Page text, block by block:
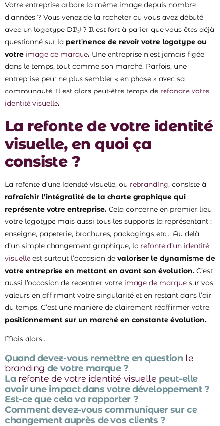
Votre entreprise arbore la même image depuis nombre
d’années ? Vous venez de la racheter ou vous avez débuté
avec un logotype DIY ? Il est fort à parier que vous êtes déjà
questionné sur la pertinence de revoir votre logotype ou
votre image de marque. Une entreprise n’est jamais figée
dans le temps, tout comme son marché. Parfois, une
entreprise peut ne plus sembler « en phase » avec sa
communauté. Il est alors peut-être temps de refondre votre
identité visuelle.
La refonte de votre identité
visuelle, en quoi ça
consiste ?
La refonte d’une identité visuelle, ou rebranding, consiste à
rafraîchir l’intégralité de la charte graphique qui
représente votre entreprise. Cela concerne en premier lieu
votre logotype mais aussi tous les supports la représentant :
enseigne, papeterie, brochures, packagings etc… Au delà
d’un simple changement graphique, la refonte d’un identité
visuelle est surtout l’occasion de valoriser le dynamisme de
votre entreprise en mettant en avant son évolution. C’est
aussi l’occasion de recentrer votre image de marque sur vos
valeurs en affirmant votre singularité et en restant dans l’air
du temps. C’est une manière de clairement réaffirmer votre
positionnement sur un marché en constante évolution.
Mais alors…
Quand devez-vous remettre en question le
branding de votre marque ?
La refonte de votre identité visuelle peut-elle
avoir une impact dans votre développement ?
Est-ce que cela va rapporter ?
Comment devez-vous communiquer sur ce
changement auprès de vos clients ?